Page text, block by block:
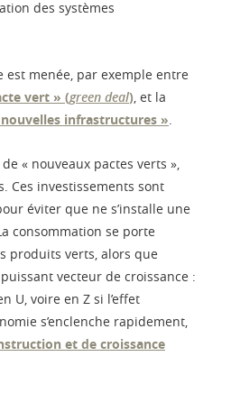
des systèmes
est menée, par exemple entre
vert » (green deal), et la
infrastructures ».
« nouveaux pactes verts »,
Ces investissements sont
éviter que ne s’installe une
consommation se porte
produits verts, alors que
vecteur de croissance :
U, voire en Z si l’effet
s’enclenche rapidement,
et de croissance